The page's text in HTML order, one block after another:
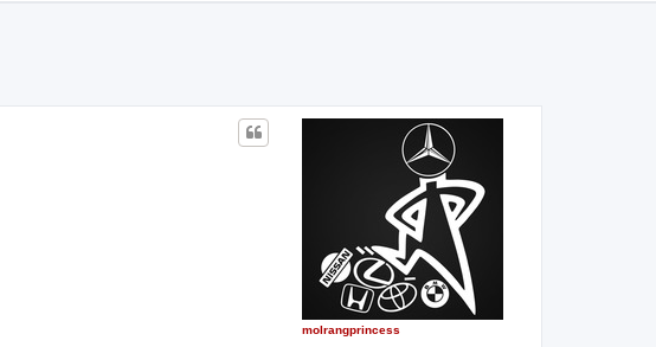
molrangprincess